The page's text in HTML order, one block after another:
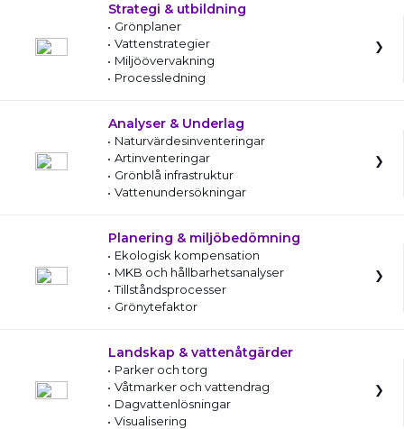
Strategi & utbildning
Grönplaner
Vattenstrategier
Miljöövervakning
Processledning
Analyser & Underlag
Naturvärdesinventeringar
Artinventeringar
Grönblå infrastruktur
Vattenundersökningar
Planering & miljöbedömning
Ekologisk kompensation
MKB och hållbarhetsanalyser
Tillståndsprocesser
Grönytefaktor
Landskap & vattenåtgärder
Parker och torg
Våtmarker och vattendrag
Dagvattenlösningar
Visualisering